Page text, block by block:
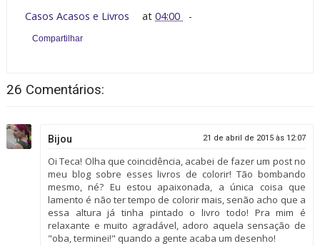
Casos Acasos e Livros at04:00
Compartilhar
26 Comentários:
Bijou 21 de abril de 2015 às 12:07
Oi Teca! Olha que coincidência, acabei de fazer um post no
meu blog sobre esses livros de colorir! Tão bombando
mesmo, né? Eu estou apaixonada, a única coisa que
lamento é não ter tempo de colorir mais, senão acho que a
essa altura já tinha pintado o livro todo! Pra mim é
relaxante e muito agradável, adoro aquela sensação de
"oba, terminei!" quando a gente acaba um desenho!